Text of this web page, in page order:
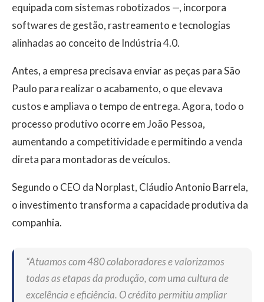
equipada com sistemas robotizados —, incorpora
softwares de gestão, rastreamento e tecnologias
alinhadas ao conceito de Indústria 4.0.
Antes, a empresa precisava enviar as peças para São
Paulo para realizar o acabamento, o que elevava
custos e ampliava o tempo de entrega. Agora, todo o
processo produtivo ocorre em João Pessoa,
aumentando a competitividade e permitindo a venda
direta para montadoras de veículos.
Segundo o CEO da Norplast, Cláudio Antonio Barrela,
o investimento transforma a capacidade produtiva da
companhia.
“Atuamos com 480 colaboradores e valorizamos
todas as etapas da produção, com uma cultura de
excelência e eficiência. O crédito permitiu ampliar